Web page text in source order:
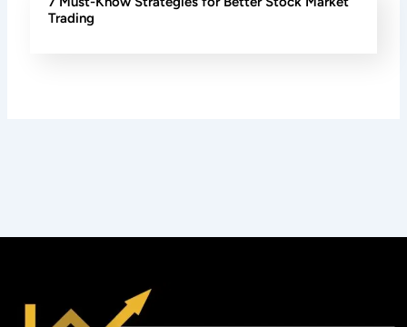
Trading